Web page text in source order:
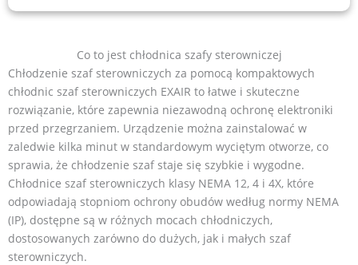
Co to jest chłodnica szafy sterowniczej
Chłodzenie szaf sterowniczych za pomocą kompaktowych
chłodnic szaf sterowniczych EXAIR to łatwe i skuteczne
rozwiązanie, które zapewnia niezawodną ochronę elektroniki
przed przegrzaniem. Urządzenie można zainstalować w
zaledwie kilka minut w standardowym wyciętym otworze, co
sprawia, że chłodzenie szaf staje się szybkie i wygodne.
Chłodnice szaf sterowniczych klasy NEMA 12, 4 i 4X, które
odpowiadają stopniom ochrony obudów według normy NEMA
(IP), dostępne są w różnych mocach chłodniczych,
dostosowanych zarówno do dużych, jak i małych szaf
sterowniczych.